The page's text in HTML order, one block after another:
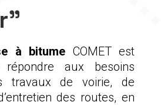
à bitume COMET est
aux besoins
travaux de voirie, de
des routes, en